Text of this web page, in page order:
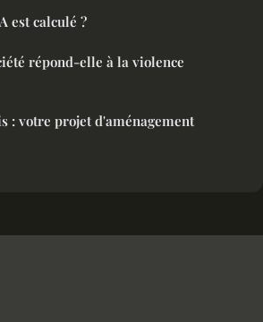
est calculé ?
répond-elle à la violence
: votre projet d'aménagement